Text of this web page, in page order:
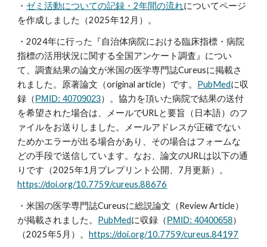
・ ゼミ活動についての記録・2年間の流れについてページ
を作成しました（2025年12月）。
・2024年に行った『自治体病院における臨床指標・病院
指標の活用状況に関する全国アンケート調査』につい
て、調査結果の論文が米国の医学専門誌Cureusに掲載さ
れました。原著論文（original article）です。 PubMedに収
録 （ PMID: 40709023）。協力を頂いた病院で結果の送付
を希望された場合は、メールでURLと要旨（日本語）のフ
ァイルをお送りしました。メールアドレスが正確でない
ためかエラーが出る場合があり、その場合はフォームな
どの手段で送信しています。なお、論文のURLは以下の通
りです（2025年1月プレプリント公開、7月更新）。
https://doi.org/10.7759/cureus.88676
・米国の医学専門誌Cureusに総説論文（Review Article）
が掲載されました。 PubMedに収録 （ PMID: 40400658）
（2025年5月）。https://doi.org/10.7759/cureus.84197